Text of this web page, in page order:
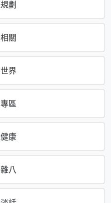
劃
關
界
區
康
八